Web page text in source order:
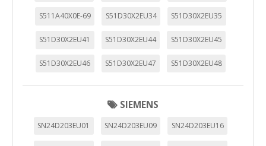
S511A40X0E-69 S51D30X2EU34 S51D30X2EU35
S51D30X2EU41 S51D30X2EU44 S51D30X2EU45
S51D30X2EU46 S51D30X2EU47 S51D30X2EU48
SIEMENS
SN24D203EU01 SN24D203EU09 SN24D203EU16